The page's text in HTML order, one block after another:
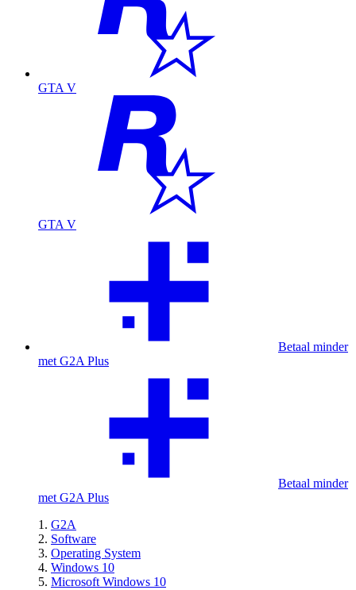
GTA V
GTA V
Betaal minder
met G2A Plus
Betaal minder
met G2A Plus
G2A
Software
Operating System
Windows 10
Microsoft Windows 10